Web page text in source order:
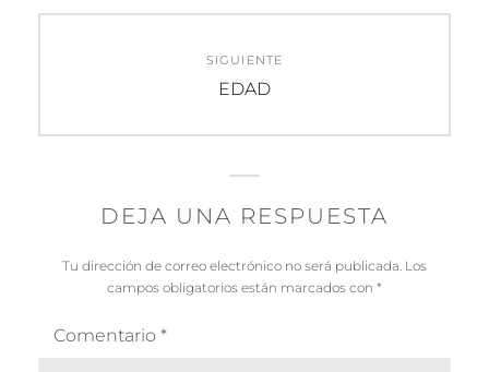
SIGUIENTE
Entrada
EDAD
DEJA UNA RESPUESTA
Tu dirección de correo electrónico no será publicada. Los
campos obligatorios están marcados con *
Comentario *